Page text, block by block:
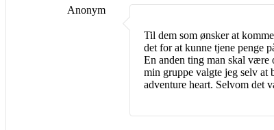
Anonym
Til dem som ønsker at
det for at kunne tjene penge
En anden ting man skal være
min gruppe valgte jeg selv at
adventure heart. Selvom det